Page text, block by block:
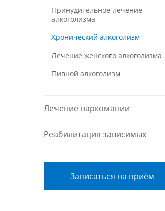
Принудительное лечение
алкоголизма
Хронический алкоголизм
Лечение женского алкоголизма
Пивной алкоголизм
Лечение наркомании
Реабилитация зависимых
Записаться на приём